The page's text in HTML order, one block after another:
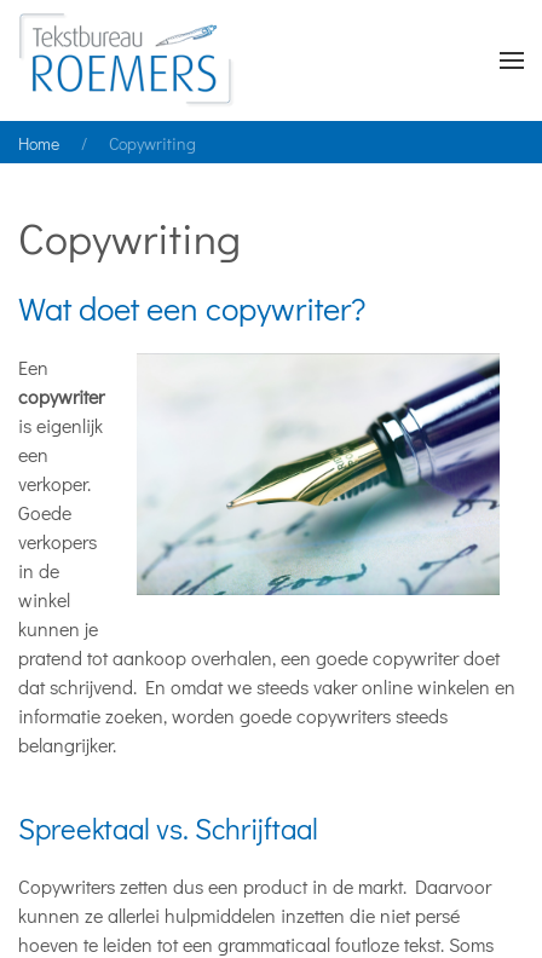
Home Copywriting
Copywriting
Wat doet een copywriter?
Een
copywriter
is eigenlijk
een
verkoper.
Goede
verkopers
in de
winkel
kunnen je
pratend tot aankoop overhalen, een goede copywriter doet
dat schrijvend. En omdat we steeds vaker online winkelen en
informatie zoeken, worden goede copywriters steeds
belangrijker.
Spreektaal vs. Schrijftaal
Copywriters zetten dus een product in de markt. Daarvoor
kunnen ze allerlei hulpmiddelen inzetten die niet persé
hoeven te leiden tot een grammaticaal foutloze tekst. Soms